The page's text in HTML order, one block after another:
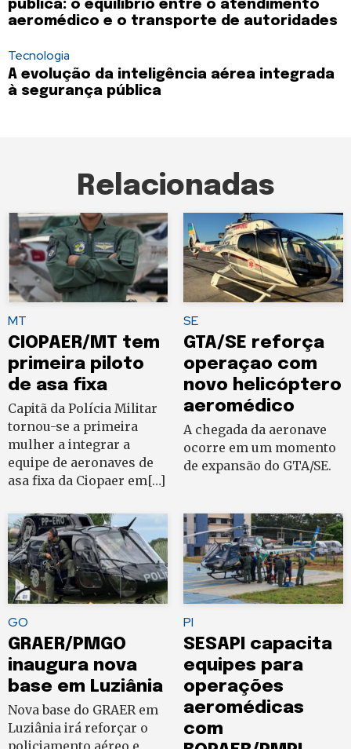
pública: o equilíbrio entre o atendimento
aeromédico e o transporte de autoridades
Tecnologia
A evolução da inteligência aérea integrada
à segurança pública
Relacionadas
MT
CIOPAER/MT tem
primeira piloto
de asa fixa
Capitã da Polícia Militar
tornou-se a primeira
mulher a integrar a
equipe de aeronaves de
asa fixa da Ciopaer em[…]
SE
GTA/SE reforça
operaçao com
novo helicóptero
aeromédico
A chegada da aeronave
ocorre em um momento
de expansão do GTA/SE.
GO
GRAER/PMGO
inaugura nova
base em Luziânia
Nova base do GRAER em
Luziânia irá reforçar o
policiamento aéreo e
PI
SESAPI capacita
equipes para
operações
aeromédicas
com